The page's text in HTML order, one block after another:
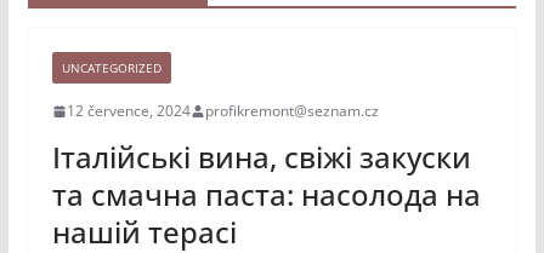
UNCATEGORIZED
12 července, 2024 profikremont@seznam.cz
Італійські вина, свіжі закуски
та смачна паста: насолода на
нашій терасі